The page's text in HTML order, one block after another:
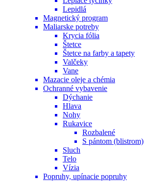
Lepidlá
Magnetický program
Maliarske potreby
Krycia fólia
Štetce
Štetce na farby a tapety
Valčeky
Vane
Mazacie oleje a chémia
Ochranné vybavenie
Dýchanie
Hlava
Nohy
Rukavice
Rozbalené
S pántom (blistrom)
Sluch
Telo
Vízia
Popruhy, upínacie popruhy